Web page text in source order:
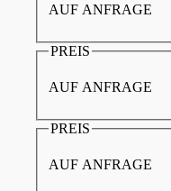
AUF ANFRAGE
PREIS
AUF ANFRAGE
PREIS
AUF ANFRAGE